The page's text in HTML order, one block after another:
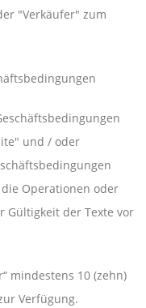
"Verkäufer" zum
und / oder
Operationen oder
Gültigkeit der Texte vor
mindestens 10 (zehn)
Verfügung.